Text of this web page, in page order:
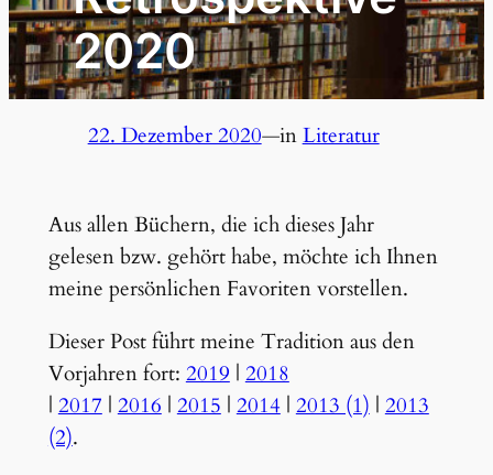
2020
22. Dezember 2020—inLiteratur
Aus allen Büchern, die ich dieses Jahr
gelesen bzw. gehört habe, möchte ich Ihnen
meine persönlichen Favoriten vorstellen.
Dieser Post führt meine Tradition aus den
Vorjahren fort: 2019 | 2018
| 2017 | 2016 | 2015 | 2014 | 2013 (1) | 2013
(2).